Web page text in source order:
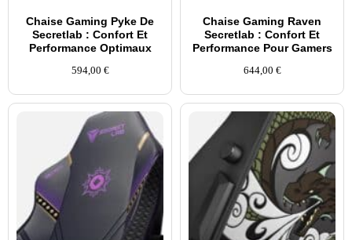
Chaise Gaming Pyke De
Secretlab : Confort Et
Performance Optimaux
594,00 €
Chaise Gaming Raven
Secretlab : Confort Et
Performance Pour Gamers
644,00 €